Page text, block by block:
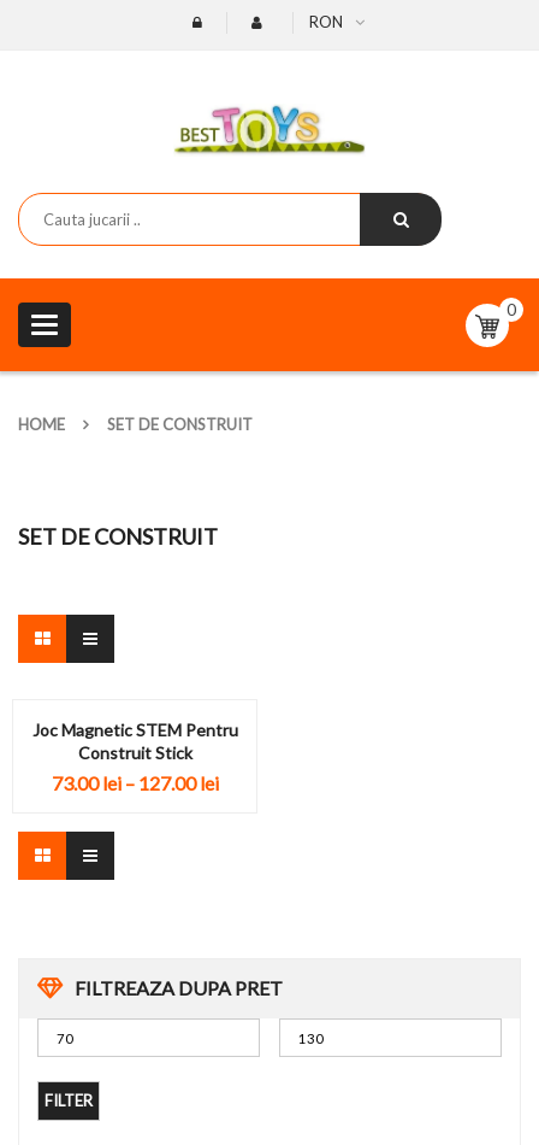
RON
Toggle
navigation
0
HOME SET DE CONSTRUIT
FILTREAZA DUPA PRET
FILTER
SET DE CONSTRUIT
Joc Magnetic STEM Pentru
Construit Stick
73.00lei– 127.00lei